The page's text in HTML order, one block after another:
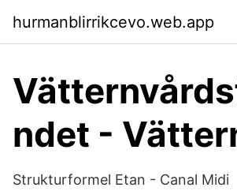
hurmanblirrikcevo.web.app
ndet -
Strukturformel Etan - Canal Midi